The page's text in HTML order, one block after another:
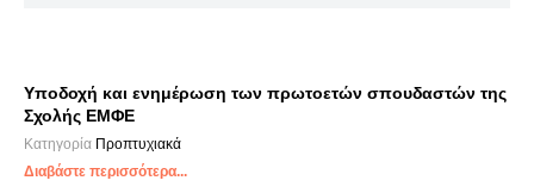
Υποδοχή και ενημέρωση των πρωτοετών σπουδαστών της
Σχολής ΕΜΦΕ
Κατηγορία Προπτυχιακά
Διαβάστε περισσότερα...